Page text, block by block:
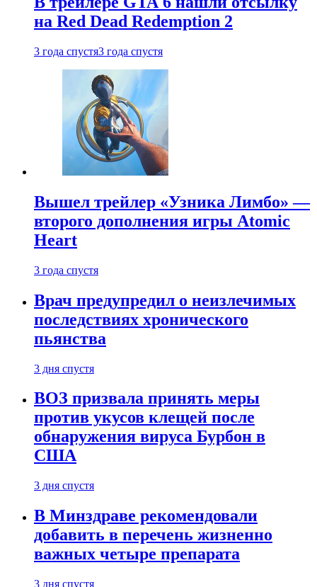
на Red Dead Redemption 2
3 года спустя3 года спустя
Вышел трейлер «Узника Лимбо» —
второго дополнения игры Atomic
Heart
3 года спустя
Врач предупредил о неизлечимых
последствиях хронического
пьянства
3 дня спустя
ВОЗ призвала принять меры
против укусов клещей после
обнаружения вируса Бурбон в
США
3 дня спустя
В Минздраве рекомендовали
добавить в перечень жизненно
важных четыре препарата
3 дня спустя